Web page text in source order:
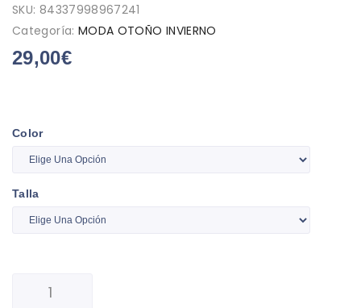
SKU: 84337998967241
Categoría: MODA OTOÑO INVIERNO
29,00€
Color
Talla